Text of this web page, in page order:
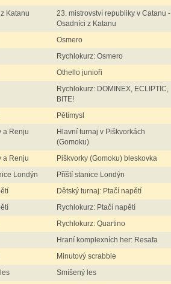
Katanu
23. mistrovství republiky v Catanu -
Osadníci z Katanu
Osmero
Rychlokurz: Osmero
Othello junioři
Rychlokurz: DOMINEX, ECLIPTIC,
BITE!
Pětimysl
a Renju
Hlavní turnaj v Piškvorkách
(Gomoku)
a Renju Piškvorky (Gomoku) bleskovka
Londýn Příští stanice Londýn
Dětský turnaj: Ptačí napětí
Rychlokurz: Ptačí napětí
Rychlokurz: Quartino
Hraní komplexních her: Resafa
Minutový scrabble
Smíšený les